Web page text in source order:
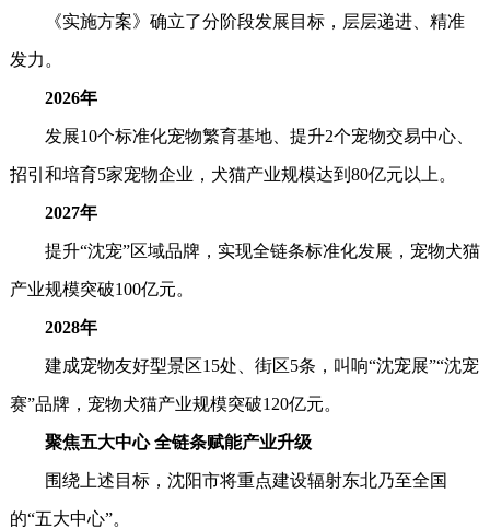
《实施方案》确立了分阶段发展目标，层层递进、精准
发力。
2026年
发展10个标准化宠物繁育基地、提升2个宠物交易中心、
招引和培育5家宠物企业，犬猫产业规模达到80亿元以上。
2027年
提升“沈宠”区域品牌，实现全链条标准化发展，宠物犬猫
产业规模突破100亿元。
2028年
建成宠物友好型景区15处、街区5条，叫响“沈宠展”“沈宠
赛”品牌，宠物犬猫产业规模突破120亿元。
聚焦五大中心 全链条赋能产业升级
围绕上述目标，沈阳市将重点建设辐射东北乃至全国
的“五大中心”。